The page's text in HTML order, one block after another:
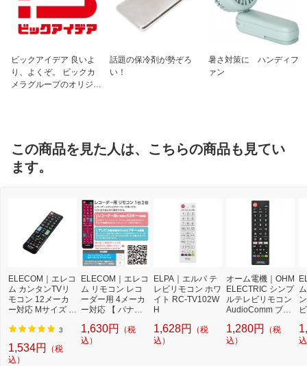
ビックアイデア 良いよ
り、よくぞ。 ビックカ
メラグループのオリジナ
話題の保冷剤が勢ぞろ
い！
暑さ対策に ハンディフ
ァン
この商品を見た人は、こちらの商品も見てい
ます。
ELECOM｜エレコ
ム カンタンTVリ
モコン 12メーカ
ー対応 Mサイズ ブ
MBK-MU
3
1,534円
（税
込）
ELECOM｜エレコ
ム リモコン レコ
ーダー用 4メーカ
ー対応 【 パナソ
ープ ソニー 】 1台
2役 主要12メーカ
1,630円
（税
込）
ELPA｜エルパ テ
レビリモコン ホワ
イト RC-TV102W
H
1,628円
（税
込）
オーム電機｜OHM
ELECTRIC シンプ
ルテレビリモコン
AudioComm ブラ
[単4電池×2本(別
売)]
1,280円
（税
込）